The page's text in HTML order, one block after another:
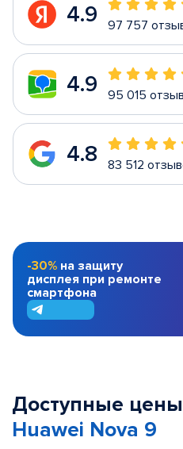
4.9 97 757
4.9 95 015
4.8 83 512
-30% на защиту
дисплея при ремонте
смартфона
Доступные
Huawei Nova 9